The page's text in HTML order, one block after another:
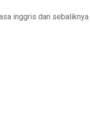
inggris dan sebaliknya